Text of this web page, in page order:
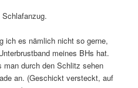
ich es nämlich nicht so gerne,
meines BHs hat.
durch den Schlitz sehen
an. (Geschickt versteckt, auf